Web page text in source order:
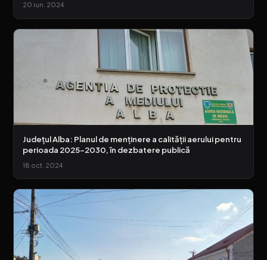
20 iun. 2024
Județul Alba: Planul de menținere a calității aerului pentru
perioada 2025-2030, în dezbatere publică
18 oct. 2024